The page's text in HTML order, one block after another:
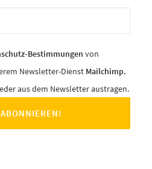
Bestimmungen von
Newsletter-Dienst Mailchimp.
aus dem Newsletter austragen.